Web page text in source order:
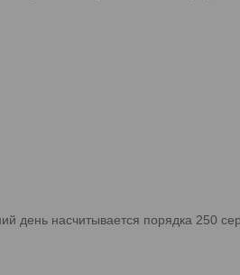
день насчитывается порядка 250